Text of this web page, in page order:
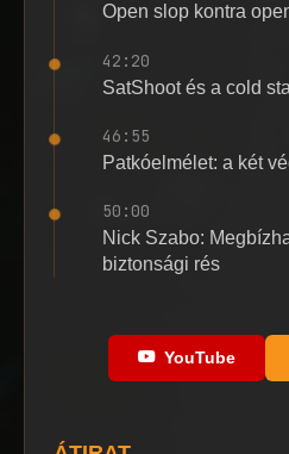
Open slop kontra
42:20
SatShoot és a cold
46:55
Patkóelmélet: a két
50:00
Nick Szabo:
biztonsági rés
YouTube